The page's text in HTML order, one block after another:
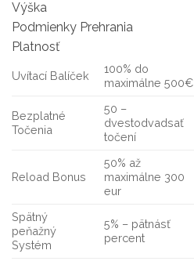
Výška
Podmienky Prehrania
Platnosť
Uvítací Balíček
100% do
maximálne 500€
Bezplatné
Točenia
50 –
dvestodvadsať
točení
Reload Bonus
50% až
maximálne 300
eur
Spätný
peňažný
Systém
5% – pätnásť
percent